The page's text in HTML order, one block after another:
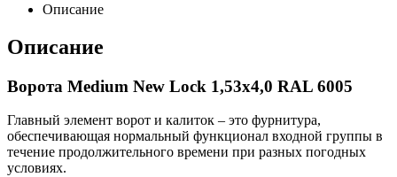
Описание
Описание
Ворота Medium New Lock 1,53х4,0 RAL 6005
Главный элемент ворот и калиток – это фурнитура,
обеспечивающая нормальный функционал входной группы в
течение продолжительного времени при разных погодных
условиях.